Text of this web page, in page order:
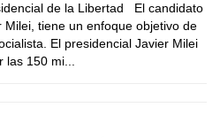
de la Libertad El candidato
tiene un enfoque objetivo de
El presidencial Javier Milei
150 mi...